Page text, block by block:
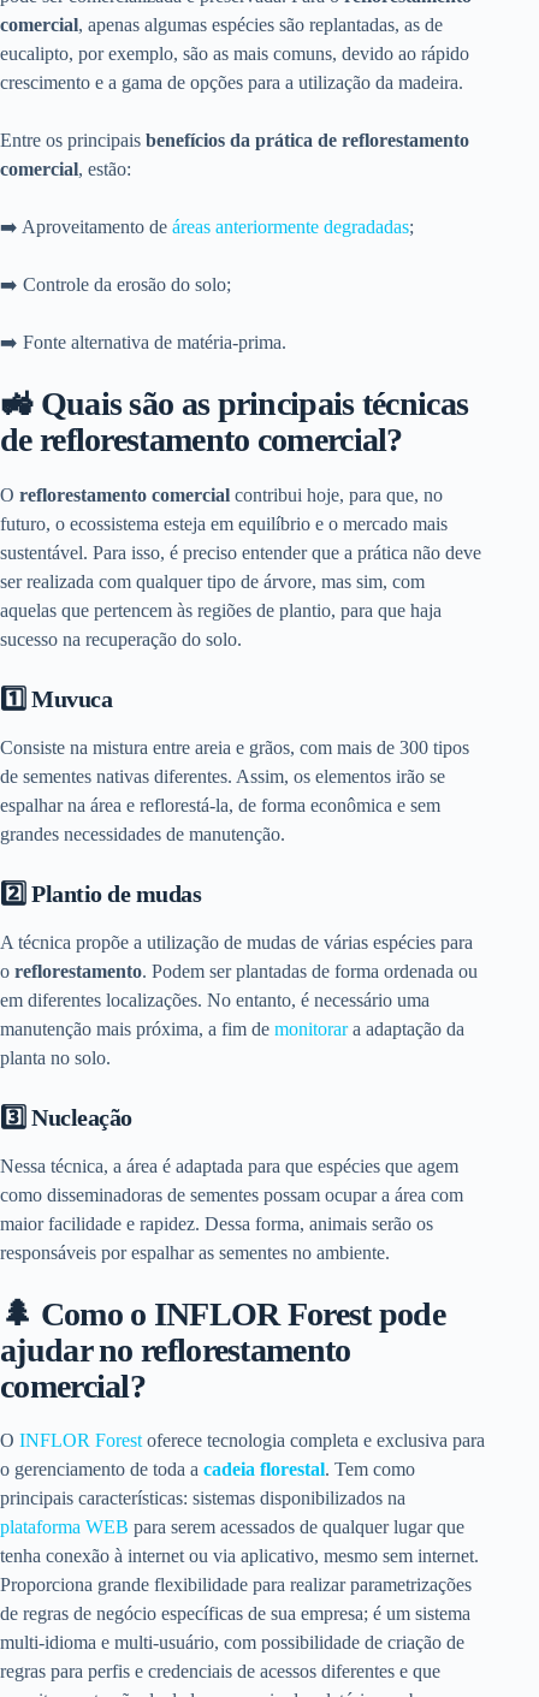
comercial, apenas algumas espécies são replantadas, as de
eucalipto, por exemplo, são as mais comuns, devido ao rápido
crescimento e a gama de opções para a utilização da madeira.
Entre os principais benefícios da prática de reflorestamento
comercial, estão:
➡️ Aproveitamento de áreas anteriormente degradadas;
➡️ Controle da erosão do solo;
➡️ Fonte alternativa de matéria-prima.
🚜 Quais são as principais técnicas
de reflorestamento comercial?
O reflorestamento comercial contribui hoje, para que, no
futuro, o ecossistema esteja em equilíbrio e o mercado mais
sustentável. Para isso, é preciso entender que a prática não deve
ser realizada com qualquer tipo de árvore, mas sim, com
aquelas que pertencem às regiões de plantio, para que haja
sucesso na recuperação do solo.
1️⃣ Muvuca
Consiste na mistura entre areia e grãos, com mais de 300 tipos
de sementes nativas diferentes. Assim, os elementos irão se
espalhar na área e reflorestá-la, de forma econômica e sem
grandes necessidades de manutenção.
2️⃣ Plantio de mudas
A técnica propõe a utilização de mudas de várias espécies para
o reflorestamento. Podem ser plantadas de forma ordenada ou
em diferentes localizações. No entanto, é necessário uma
manutenção mais próxima, a fim de monitorara adaptação da
planta no solo.
3️⃣ Nucleação
Nessa técnica, a área é adaptada para que espécies que agem
como disseminadoras de sementes possam ocupar a área com
maior facilidade e rapidez. Dessa forma, animais serão os
responsáveis por espalhar as sementes no ambiente.
🌲 Como o INFLOR Forest pode
ajudar no reflorestamento
comercial?
O INFLOR Forest oferece tecnologia completa e exclusiva para
o gerenciamento de toda a cadeia florestal. Tem como
principais características: sistemas disponibilizados na
plataforma WEB para serem acessados de qualquer lugar que
tenha conexão à internet ou via aplicativo, mesmo sem internet.
Proporciona grande flexibilidade para realizar parametrizações
de regras de negócio específicas de sua empresa; é um sistema
multi-idioma e multi-usuário, com possibilidade de criação de
regras para perfis e credenciais de acessos diferentes e que